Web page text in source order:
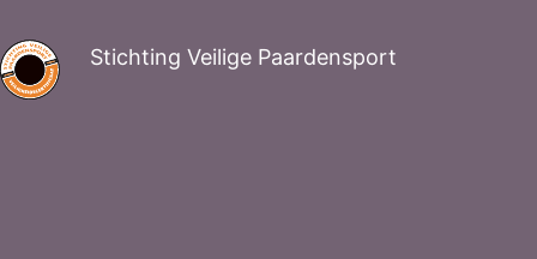
Stichting Veilige Paardensport